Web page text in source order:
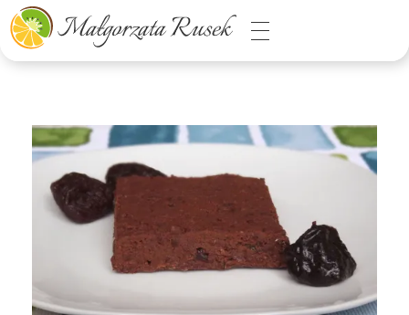
Małgorzata Rusek - dietetyk z pasją
Dietetyka kliniczna & Psychodietetyka